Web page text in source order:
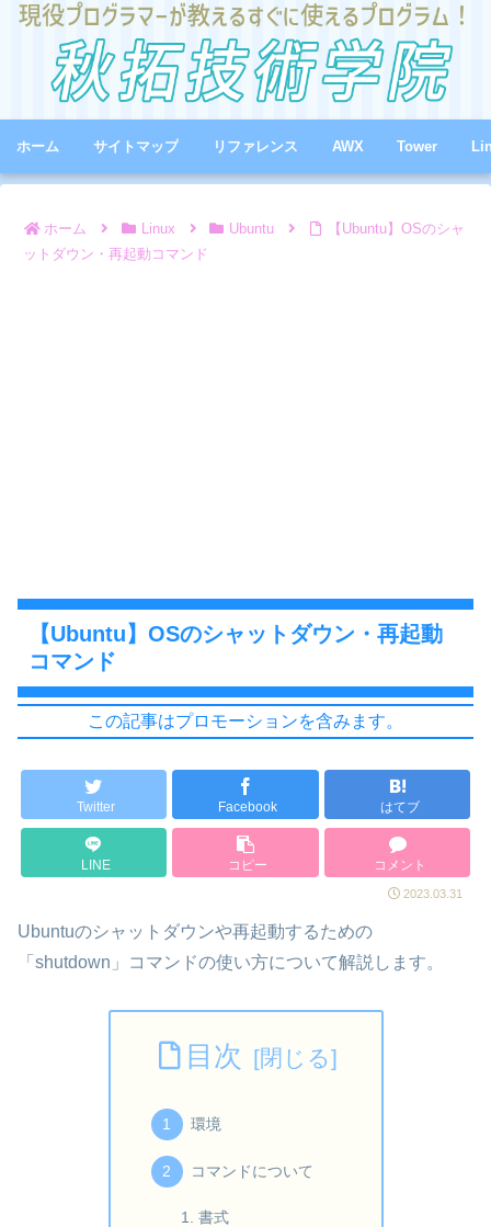
ホーム サイトマップ リファレンス AWX Tower
ホーム Linux Ubuntu
【Ubuntu】OSのシャ
ットダウン・再起動コマンド
【Ubuntu】OSのシャットダウン・再起動
コマンド
この記事はプロモーションを含みます。
Twitter Facebook はてブ
LINE コピー コメント
2023.03.31
Ubuntuのシャットダウンや再起動するための
「shutdown」コマンドの使い方について解説します。
目次
環境
コマンドについて
書式